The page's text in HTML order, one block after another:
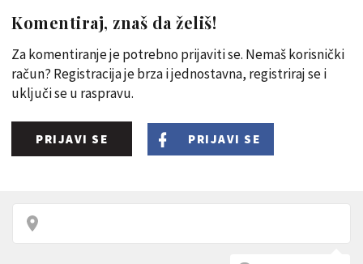
Komentiraj, znaš da želiš!
Za komentiranje je potrebno prijaviti se. Nemaš korisnički
račun? Registracija je brza i jednostavna, registriraj se i
uključi se u raspravu.
PRIJAVI SE PRIJAVI SE